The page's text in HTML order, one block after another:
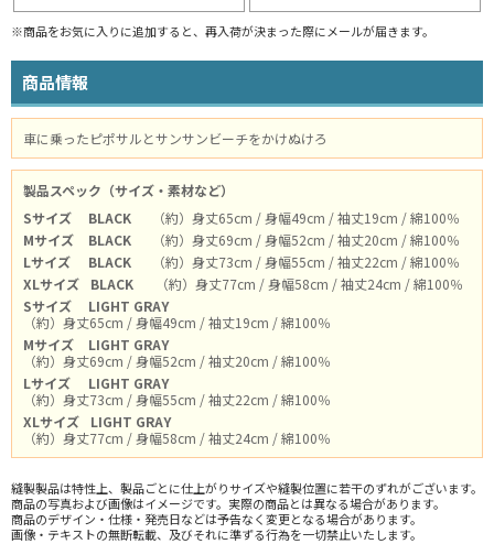
※商品をお気に入りに追加すると、再入荷が決まった際にメールが届きます。
商品情報
車に乗ったピポサルとサンサンビーチをかけぬけろ
製品スペック（サイズ・素材など）
Sサイズ
BLACK
（約）身丈65cm / 身幅49cm / 袖丈19cm / 綿100％
Mサイズ
BLACK
（約）身丈69cm / 身幅52cm / 袖丈20cm / 綿100％
Lサイズ
BLACK
（約）身丈73cm / 身幅55cm / 袖丈22cm / 綿100％
XLサイズ
BLACK
（約）身丈77cm / 身幅58cm / 袖丈24cm / 綿100％
Sサイズ
LIGHT GRAY
（約）身丈65cm / 身幅49cm / 袖丈19cm / 綿100％
Mサイズ
LIGHT GRAY
（約）身丈69cm / 身幅52cm / 袖丈20cm / 綿100％
Lサイズ
LIGHT GRAY
（約）身丈73cm / 身幅55cm / 袖丈22cm / 綿100％
XLサイズ
LIGHT GRAY
（約）身丈77cm / 身幅58cm / 袖丈24cm / 綿100％
縫製製品は特性上、製品ごとに仕上がりサイズや縫製位置に若干のずれがございます。
商品の写真および画像はイメージです。実際の商品とは異なる場合があります。
商品のデザイン・仕様・発売日などは予告なく変更となる場合があります。
画像・テキストの無断転載、及びそれに準ずる行為を一切禁止いたします。